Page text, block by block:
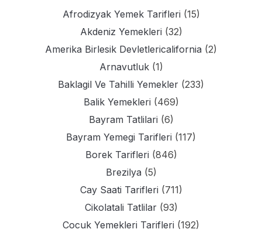
Afrodizyak Yemek Tarifleri (15)
Akdeniz Yemekleri (32)
Amerika Birlesik Devletlericalifornia (2)
Arnavutluk(1)
Baklagil Ve Tahilli Yemekler (233)
Balik Yemekleri (469)
Bayram Tatlilari (6)
Bayram Yemegi Tarifleri (117)
Borek Tarifleri (846)
Brezilya (5)
Cay Saati Tarifleri (711)
Cikolatali Tatlilar(93)
Cocuk Yemekleri Tarifleri (192)